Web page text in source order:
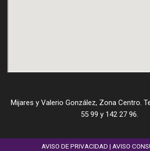
Mijares y Valerio González, Zona Centro.
55 99 y 142 27 96.
AVISO DE PRIVACIDAD | AVISO